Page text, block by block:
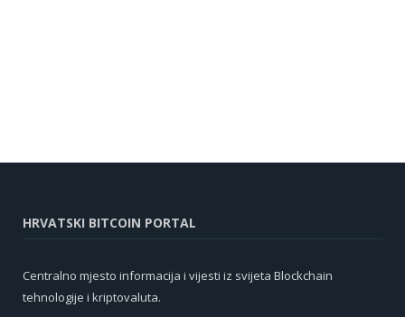
HRVATSKI BITCOIN PORTAL
Centralno mjesto informacija i vijesti iz svijeta Blockchain
tehnologije i kriptovaluta.